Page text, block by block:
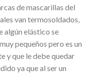
de mascarillas del
van termosoldados,
algún elástico se
pequeños pero es un
y que le debe quedar
ya que al ser un